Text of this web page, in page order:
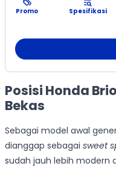
Promo Spesifikasi
Posisi Honda
Bekas
Sebagai model awal
dianggap sebagai sweet
sudah jauh lebih modern